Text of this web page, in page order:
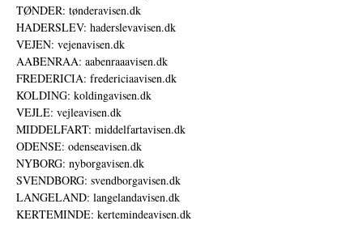
TØNDER: tønderavisen.dk
HADERSLEV: haderslevavisen.dk
VEJEN: vejenavisen.dk
AABENRAA: aabenraaavisen.dk
FREDERICIA: fredericiaavisen.dk
KOLDING: koldingavisen.dk
VEJLE: vejleavisen.dk
MIDDELFART: middelfartavisen.dk
ODENSE: odenseavisen.dk
NYBORG: nyborgavisen.dk
SVENDBORG: svendborgavisen.dk
LANGELAND: langelandavisen.dk
KERTEMINDE: kertemindeavisen.dk